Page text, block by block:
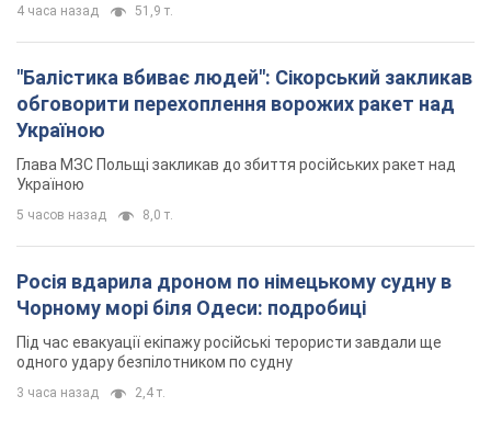
4 часа назад 51,9 т.
"Балістика вбиває людей": Сікорський закликав
обговорити перехоплення ворожих ракет над
Україною
Глава МЗС Польщі закликав до збиття російських ракет над
Україною
5 часов назад 8,0 т.
Росія вдарила дроном по німецькому судну в
Чорному морі біля Одеси: подробиці
Під час евакуації екіпажу російські терористи завдали ще
одного удару безпілотником по судну
3 часа назад 2,4 т.